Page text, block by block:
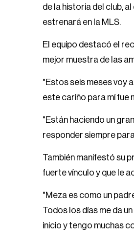
de la historia del club,
estrenará en la MLS.
El equipo destacó el
mejor muestra de las
"Estos seis meses voy
este cariño para mí fue
"Están haciendo un
responder siempre
También manifestó su
fuerte vínculo y que le
"Meza es como un
Todos los días me da
inicio y tengo muchas